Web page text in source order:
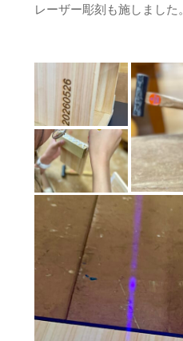
レーザー彫刻も施しました。